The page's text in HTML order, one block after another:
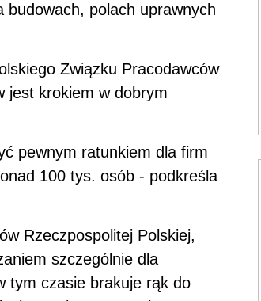
budowach, polach uprawnych
Związku Pracodawców
jest krokiem w dobrym
pewnym ratunkiem dla firm
100 tys. osób - podkreśla
Rzeczpospolitej Polskiej,
szczególnie dla
tym czasie brakuje rąk do